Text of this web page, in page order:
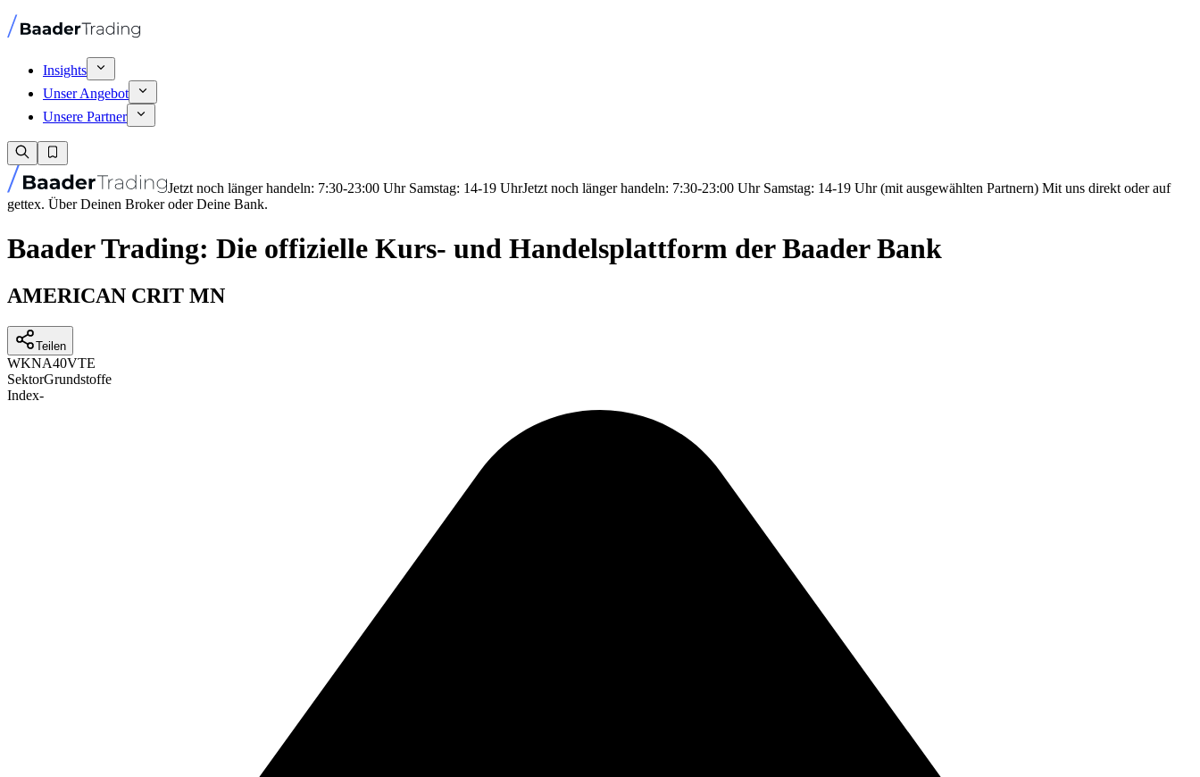
Insights
Unser Angebot
Unsere Partner
Jetzt noch länger handeln: 7:30-23:00 Uhr Samstag: 14-19 UhrJetzt noch länger handeln: 7:30-23:00 Uhr Samstag: 14-19 Uhr (mit ausgewählten Partnern) Mit uns direkt oder auf
gettex. Über Deinen Broker oder Deine Bank.
Baader Trading: Die offizielle Kurs- und Handelsplattform der Baader Bank
AMERICAN CRIT MN
Teilen
WKNA40VTE
SektorGrundstoffe
Index-